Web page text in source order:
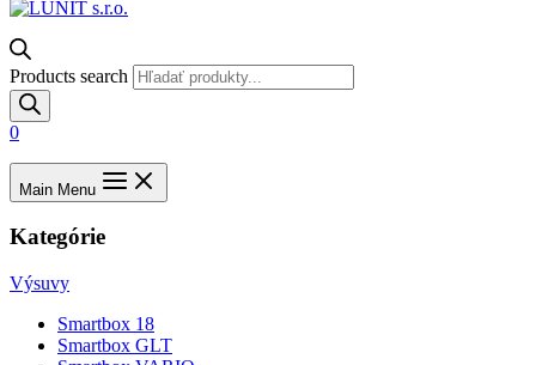
Products search
0
Main Menu
Kategórie
Výsuvy
Smartbox 18
Smartbox GLT